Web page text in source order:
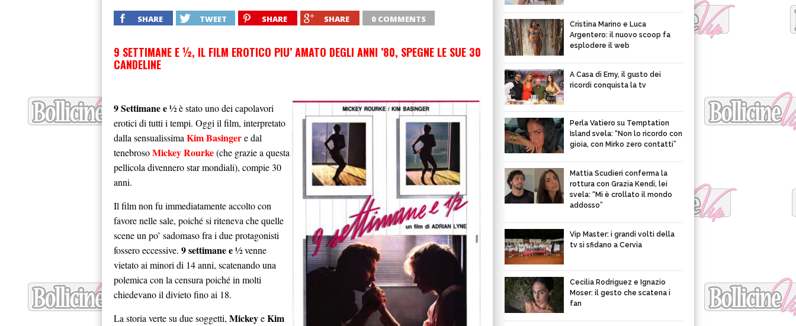
SHARE TWEET SHARE SHARE 0 COMMENTS
9 SETTIMANE E ½, IL FILM EROTICO PIU’ AMATO DEGLI ANNI ’80, SPEGNE LE SUE 30
CANDELINE
9 Settimane e ½è stato uno dei capolavori
erotici di tutti i tempi. Oggi il film, interpretato
dalla sensualissima Kim Basingere dal
tenebrosoMickey Rourke(che grazie a questa
pellicola divennero star mondiali), compie 30
anni.
Il film non fu immediatamente accolto con
favore nelle sale, poiché si riteneva che quelle
scene un po’ sadomaso fra i due protagonisti
fossero eccessive. 9 settimane e ½venne
vietato ai minori di 14 anni, scatenando una
polemica con la censura poiché in molti
chiedevano il divieto fino ai 18.
La storia verte su due soggetti, MickeyeKim
Cristina Marino e Luca
Argentero: il nuovo scoop fa
esplodere il web
A Casa di Emy, il gusto dei
ricordi conquista la tv
Perla Vatiero su Temptation
Island svela: “Non lo ricordo con
gioia, con Mirko zero contatti”
Mattia Scudieri conferma la
rottura con Grazia Kendi, lei
svela: “Mi è crollato il mondo
addosso”
Vip Master: i grandi volti della
tv si sfidano a Cervia
Cecilia Rodriguez e Ignazio
Moser: il gesto che scatena i
fan